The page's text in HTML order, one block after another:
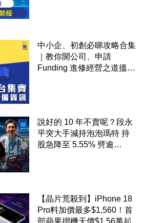
中小企、初創必睇攻略合集
｜教你開公司、申請
Funding 進修經營之道搵大
說好的 10 年不賣呢？段永
平突大手減持泡泡瑪特 持
股急降至 5.55% 劈逾
【晶片荒殺到】iPhone 18
Pro料加價最多$1,560！首
部蘋果摺機天價$1.56萬起